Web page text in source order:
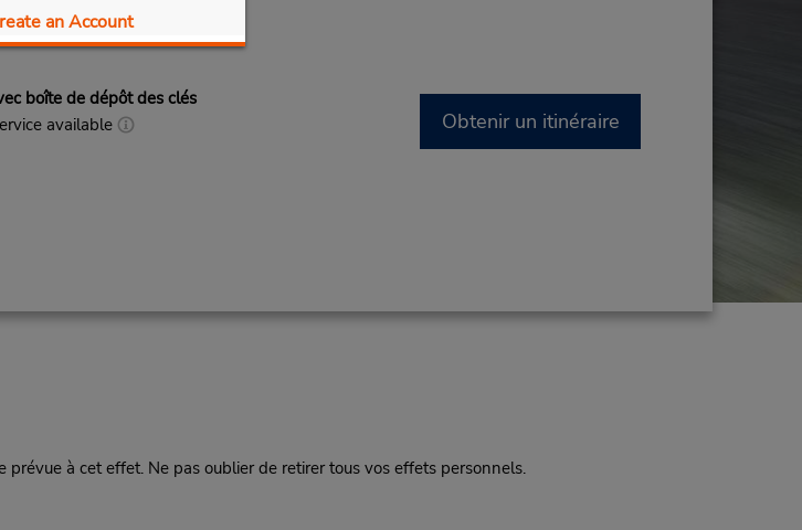
an Account
boîte de dépôt des clés
available
Obtenir un itinéraire
à cet effet. Ne pas oublier de retirer tous vos effets personnels.